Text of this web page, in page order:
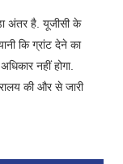
अंतर है. यूजीसी के
कि ग्रांट देने का
नहीं होगा.
की और से जारी